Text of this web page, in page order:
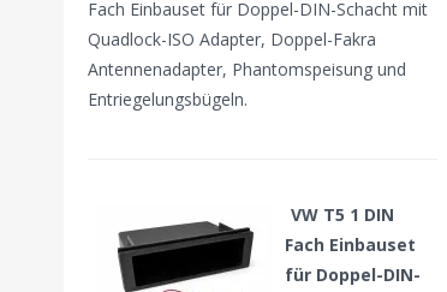
Fach Einbauset für Doppel-DIN-Schacht mit
Quadlock-ISO Adapter, Doppel-Fakra
Antennenadapter, Phantomspeisung und
Entriegelungsbügeln.
VW T5 1 DIN
Fach Einbauset
für Doppel-DIN-